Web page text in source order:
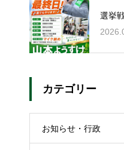
選挙
カテゴリー
お知らせ・行政